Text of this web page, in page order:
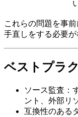
これらの問題を事
手直しをする必要が
ベストプラ
ソース監査 ：
ント、外部リ
互換性のある